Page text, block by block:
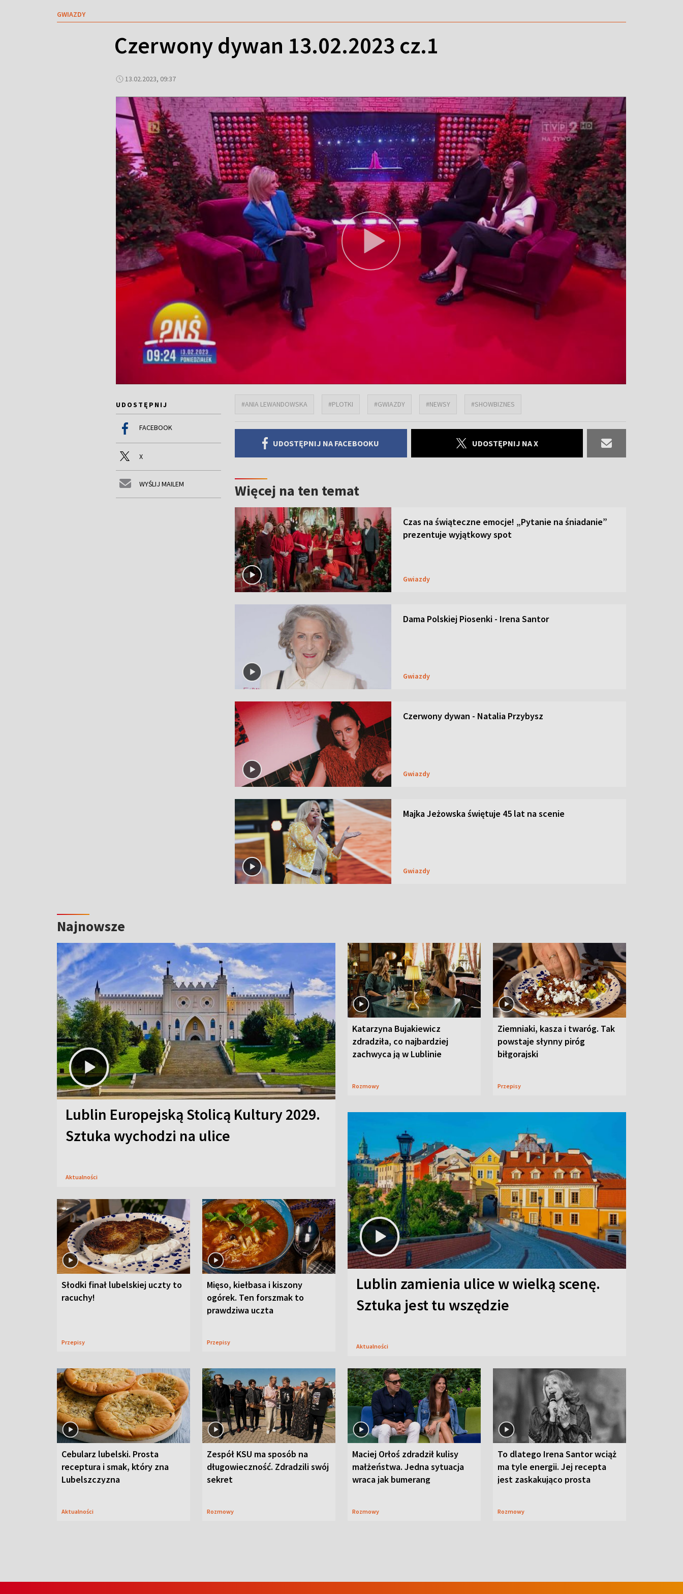
GWIAZDY
Czerwony dywan 13.02.2023 cz.1
13.02.2023, 09:37
UDOSTĘPNIJ
FACEBOOK
X
WYŚLIJ MAILEM
#ANIA LEWANDOWSKA #PLOTKI #GWIAZDY #NEWSY #SHOWBIZNES
UDOSTĘPNIJ NA FACEBOOKU UDOSTĘPNIJ NA X
Więcej na ten temat
Czas na świąteczne emocje! „Pytanie na śniadanie”
prezentuje wyjątkowy spot
Gwiazdy
Dama Polskiej Piosenki - Irena Santor
Gwiazdy
Czerwony dywan - Natalia Przybysz
Gwiazdy
Majka Jeżowska świętuje 45 lat na scenie
Gwiazdy
Najnowsze
Lublin Europejską Stolicą Kultury 2029.
Sztuka wychodzi na ulice
Aktualności
Katarzyna Bujakiewicz
zdradziła, co najbardziej
zachwyca ją w Lublinie
Rozmowy
Ziemniaki, kasza i twaróg. Tak
powstaje słynny piróg
biłgorajski
Przepisy
Słodki finał lubelskiej uczty to
racuchy!
Przepisy
Mięso, kiełbasa i kiszony
ogórek. Ten forszmak to
prawdziwa uczta
Przepisy
Lublin zamienia ulice w wielką scenę.
Sztuka jest tu wszędzie
Aktualności
Cebularz lubelski. Prosta
receptura i smak, który zna
Lubelszczyzna
Aktualności
Zespół KSU ma sposób na
długowieczność. Zdradzili swój
sekret
Rozmowy
Maciej Orłoś zdradził kulisy
małżeństwa. Jedna sytuacja
wraca jak bumerang
Rozmowy
To dlatego Irena Santor wciąż
ma tyle energii. Jej recepta
jest zaskakująco prosta
Rozmowy